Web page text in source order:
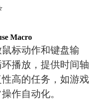
Macro
标动作和键盘输
播放，提供时间轴
高的任务，如游戏
作自动化。